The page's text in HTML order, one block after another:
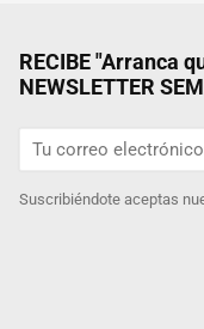
RECIBE "Arranca
NEWSLETTER
Suscribiéndote aceptas